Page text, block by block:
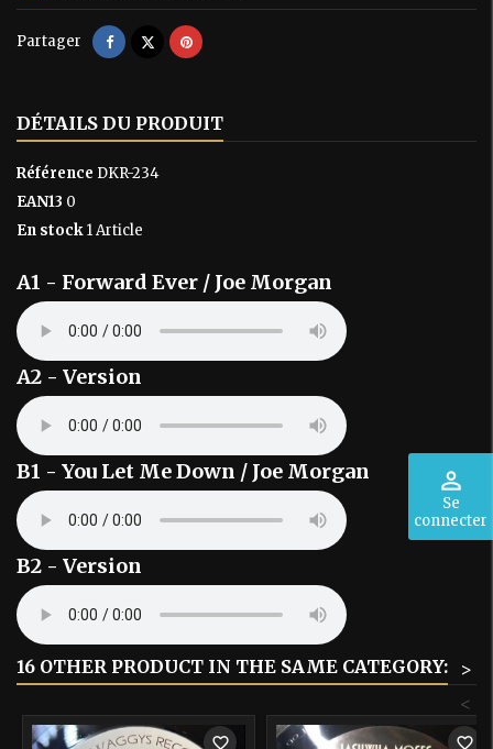
perm_identity
Se
connecter
Partager PartagerTweetPinterest
DÉTAILS DU PRODUIT
Référence DKR-234
EAN13 0
En stock 1 Article
A1 - Forward Ever / Joe Morgan
A2 - Version
B1 - You Let Me Down / Joe Morgan
B2 - Version
16 OTHER PRODUCT IN THE SAME CATEGORY:
>
<
favorite_border favorite_border